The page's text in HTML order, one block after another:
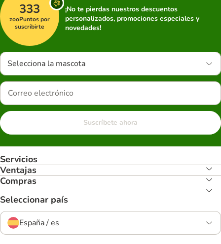
333
zooPuntos por
suscribirte
¡No te pierdas nuestros descuentos
personalizados, promociones especiales y
novedades!
Selecciona la mascota
Suscríbete ahora
Servicios
Ventajas
Compras
Seleccionar país
España / es